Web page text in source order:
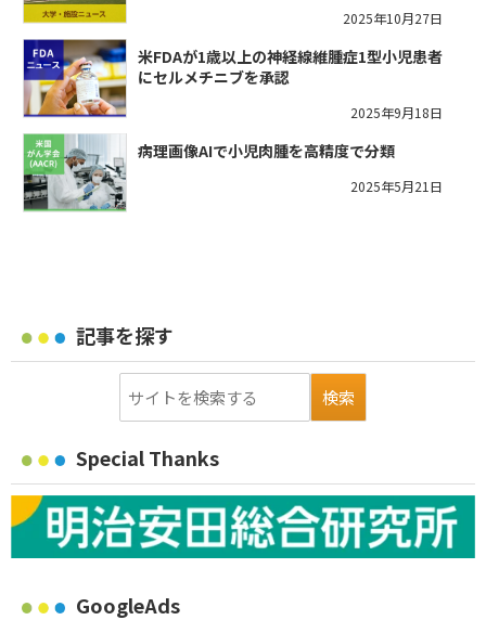
2025年10月27日
米FDAが1歳以上の神経線維腫症1型小児患者
にセルメチニブを承認
2025年9月18日
病理画像AIで小児肉腫を高精度で分類
2025年5月21日
記事を探す
Special Thanks
GoogleAds